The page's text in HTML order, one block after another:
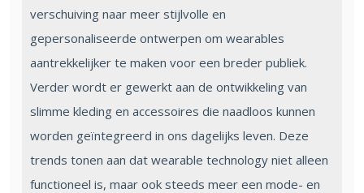
verschuiving naar meer stijlvolle en
gepersonaliseerde ontwerpen om wearables
aantrekkelijker te maken voor een breder publiek.
Verder wordt er gewerkt aan de ontwikkeling van
slimme kleding en accessoires die naadloos kunnen
worden geïntegreerd in ons dagelijks leven. Deze
trends tonen aan dat wearable technology niet alleen
functioneel is, maar ook steeds meer een mode- en